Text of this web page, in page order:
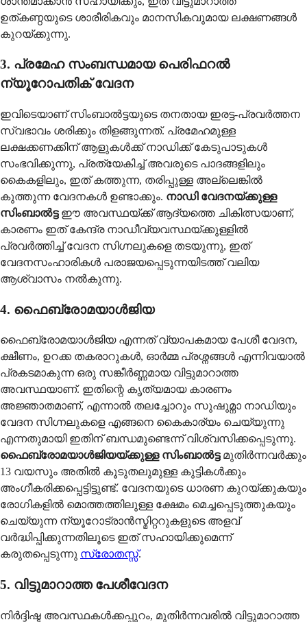
ഉത്കണ്ഠയുടെ ശാരീരികവും മാനസികവുമായ ലക്ഷണങ്ങൾ
കുറയ്ക്കുന്നു.
3. പ്രമേഹ സംബന്ധമായ പെരിഫറൽ
ന്യൂറോപതിക് വേദന
ഇവിടെയാണ് സിംബാൽട്ടയുടെ തനതായ ഇരട്ട-പ്രവർത്തന
സ്വഭാവം ശരിക്കും തിളങ്ങുന്നത്. പ്രമേഹമുള്ള
ലക്ഷക്കണക്കിന് ആളുകൾക്ക് നാഡിക്ക് കേടുപാടുകൾ
സംഭവിക്കുന്നു, പ്രത്യേകിച്ച് അവരുടെ പാദങ്ങളിലും
കൈകളിലും, ഇത് കത്തുന്ന, തരിപ്പുള്ള അല്ലെങ്കിൽ
കുത്തുന്ന വേദനകൾ ഉണ്ടാക്കും. നാഡി വേദനയ്ക്കുള്ള
സിംബാൽട്ടഈ അവസ്ഥയ്ക്ക് ആദ്യത്തെ ചികിത്സയാണ്,
കാരണം ഇത് കേന്ദ്ര നാഡീവ്യവസ്ഥയ്ക്കുള്ളിൽ
പ്രവർത്തിച്ച് വേദന സിഗ്നലുകളെ തടയുന്നു, ഇത്
വേദനസംഹാരികൾ പരാജയപ്പെടുന്നയിടത്ത് വലിയ
ആശ്വാസം നൽകുന്നു.
4. ഫൈബ്രോമയാൾജിയ
ഫൈബ്രോമയാൾജിയ എന്നത് വ്യാപകമായ പേശീ വേദന,
ക്ഷീണം, ഉറക്ക തകരാറുകൾ, ഓർമ്മ പ്രശ്നങ്ങൾ എന്നിവയാൽ
പ്രകടമാകുന്ന ഒരു സങ്കീർണ്ണമായ വിട്ടുമാറാത്ത
അവസ്ഥയാണ്. ഇതിന്റെ കൃത്യമായ കാരണം
അജ്ഞാതമാണ്, എന്നാൽ തലച്ചോറും സുഷുമ്നാ നാഡിയും
വേദന സിഗ്നലുകളെ എങ്ങനെ കൈകാര്യം ചെയ്യുന്നു
എന്നതുമായി ഇതിന് ബന്ധമുണ്ടെന്ന് വിശ്വസിക്കപ്പെടുന്നു.
ഫൈബ്രോമയാൾജിയയ്ക്കുള്ള സിംബാൽട്ടമുതിർന്നവർക്കും
13 വയസും അതിൽ കൂടുതലുമുള്ള കുട്ടികൾക്കും
അംഗീകരിക്കപ്പെട്ടിട്ടുണ്ട്. വേദനയുടെ ധാരണ കുറയ്ക്കുകയും
രോഗികളിൽ മൊത്തത്തിലുള്ള ക്ഷേമം മെച്ചപ്പെടുത്തുകയും
ചെയ്യുന്ന ന്യൂറോട്രാൻസ്മിറ്ററുകളുടെ അളവ്
വർദ്ധിപ്പിക്കുന്നതിലൂടെ ഇത് സഹായിക്കുമെന്ന്
കരുതപ്പെടുന്നു സ്രോതസ്സ്.
5. വിട്ടുമാറാത്ത പേശീവേദന
നിർദ്ദിഷ്ട അവസ്ഥകൾക്കപ്പുറം, മുതിർന്നവരിൽ വിട്ടുമാറാത്ത